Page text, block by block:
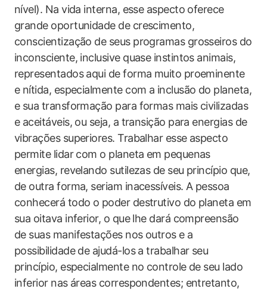
nível). Na vida interna, esse aspecto oferece
grande oportunidade de crescimento,
conscientização de seus programas grosseiros do
inconsciente, inclusive quase instintos animais,
representados aqui de forma muito proeminente
e nítida, especialmente com a inclusão do planeta,
e sua transformação para formas mais civilizadas
e aceitáveis, ou seja, a transição para energias de
vibrações superiores. Trabalhar esse aspecto
permite lidar com o planeta em pequenas
energias, revelando sutilezas de seu princípio que,
de outra forma, seriam inacessíveis. A pessoa
conhecerá todo o poder destrutivo do planeta em
sua oitava inferior, o que lhe dará compreensão
de suas manifestações nos outros e a
possibilidade de ajudá-los a trabalhar seu
princípio, especialmente no controle de seu lado
inferior nas áreas correspondentes; entretanto,